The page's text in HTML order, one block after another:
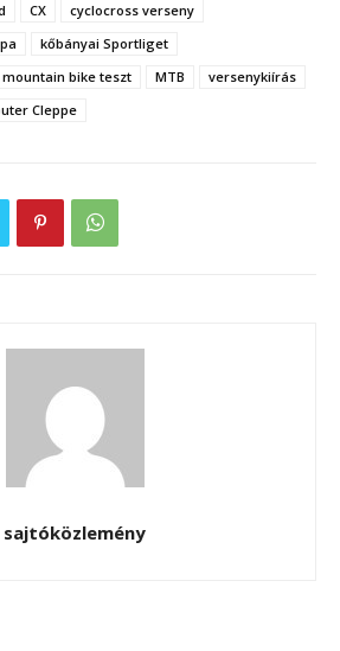
CX
cyclocross verseny
kőbányai Sportliget
mountain bike teszt MTB
versenykiírás
Cleppe
sajtóközlemény